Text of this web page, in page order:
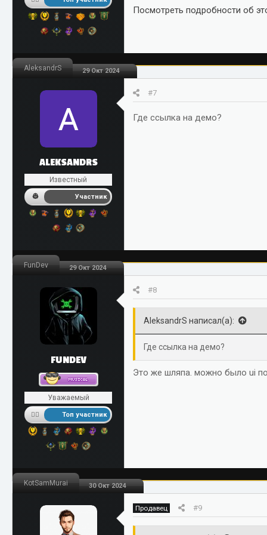
Посмотреть подробности об
AleksandrS 29 Окт 2024
ALEKSANDRS
Известный
Участник
#7
Где ссылка на демо?
FunDev 29 Окт 2024
FUNDEV
Уважаемый
Топ участник
#8
AleksandrS написал(а):
Где ссылка на демо?
Это же шляпа. можно было ui
KotSamMurai 30 Окт 2024
Продавец #9